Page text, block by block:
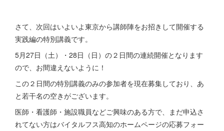
さて、次回はいよいよ東京から講師陣をお招きして開催する
実践編の特別講義です。
5月27日（土）・28日（日）の２日間の連続開催となります
ので、お間違えないように！
この２日間の特別講義のみの参加者を現在募集しており、あ
と若干名の空きがございます。
医師・看護師・施設職員などご興味のある方で、まだ申込さ
れてない方はバイタルフス高知のホームページの応募フォー